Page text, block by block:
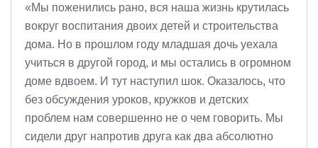
«Мы поженились рано, вся наша жизнь крутилась
вокруг воспитания двоих детей и строительства
дома. Но в прошлом году младшая дочь уехала
учиться в другой город, и мы остались в огромном
доме вдвоем. И тут наступил шок. Оказалось, что
без обсуждения уроков, кружков и детских
проблем нам совершенно не о чем говорить. Мы
сидели друг напротив друга как два абсолютно